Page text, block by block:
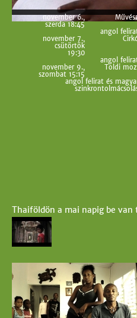
november 6.,
szerda 18:45
angol
november 7.,
csütörtök
19:30
angol
november 9.,
szombat 15:15
Toldi
angol felirat és
Thaiföldön a mai napig be van